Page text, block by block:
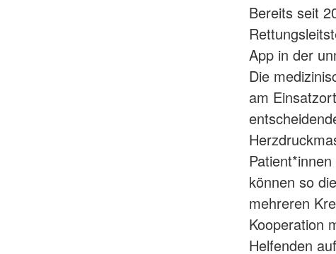
Bereits seit
App in der
Die
am
können so
mehreren
Kooperation
Helfenden